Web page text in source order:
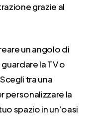
grazie al
un angolo di
la TV o
tra una
personalizzare la
spazio in un’oasi